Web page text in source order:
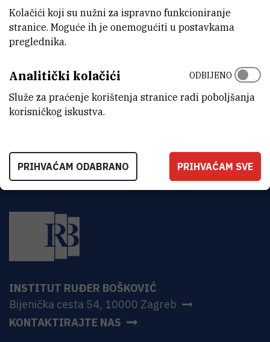
Zavod za fiziku materijala
LABORATORIJ
ADRESA
Institut Ruđer Bošković
Bijenička 54
HR-10000 Zagreb
INSTITUT RUĐER BOŠKOVIĆ
Bijenička cesta 54, 10000 Zagreb
KONTAKTIRAJTE NAS
Kolačići koji su nužni za ispravno funkcioniranje
stranice. Moguće ih je onemogućiti u postavkama
preglednika.
Analitički kolačići
Služe za praćenje korištenja stranice radi poboljšanja
korisničkog iskustva.
ODBIJENO
PRIHVAĆAM ODABRANO PRIHVAĆAM SVE